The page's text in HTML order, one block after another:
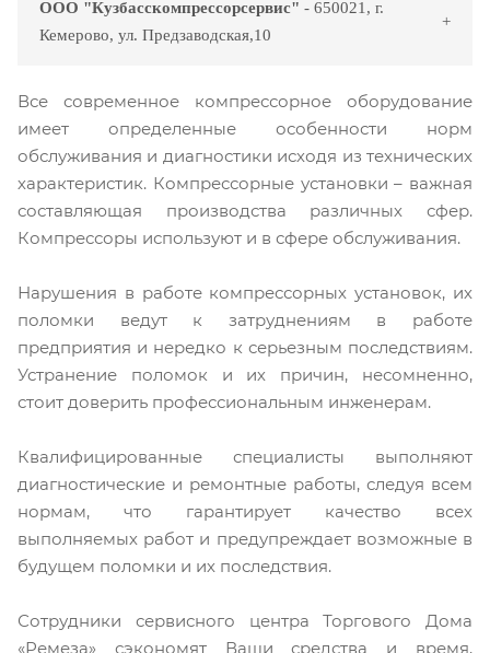
ООО "Кузбасскомпрессорсервис" - 650021, г.
Кемерово, ул. Предзаводская,10
Все современное компрессорное оборудование
имеет определенные особенности норм
обслуживания и диагностики исходя из технических
характеристик. Компрессорные установки – важная
составляющая производства различных сфер.
Компрессоры используют и в сфере обслуживания.
Нарушения в работе компрессорных установок, их
поломки ведут к затруднениям в работе
предприятия и нередко к серьезным последствиям.
Устранение поломок и их причин, несомненно,
стоит доверить профессиональным инженерам.
Квалифицированные специалисты выполняют
диагностические и ремонтные работы, следуя всем
нормам, что гарантирует качество всех
выполняемых работ и предупреждает возможные в
будущем поломки и их последствия.
Сотрудники сервисного центра Торгового Дома
«Ремеза» сэкономят Ваши средства и время,